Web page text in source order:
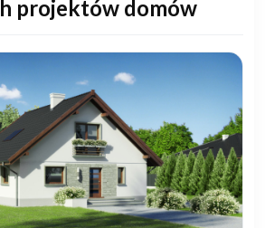
projektów domów